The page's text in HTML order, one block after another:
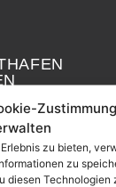
Zustimmung
zu bieten,
zu
diesen